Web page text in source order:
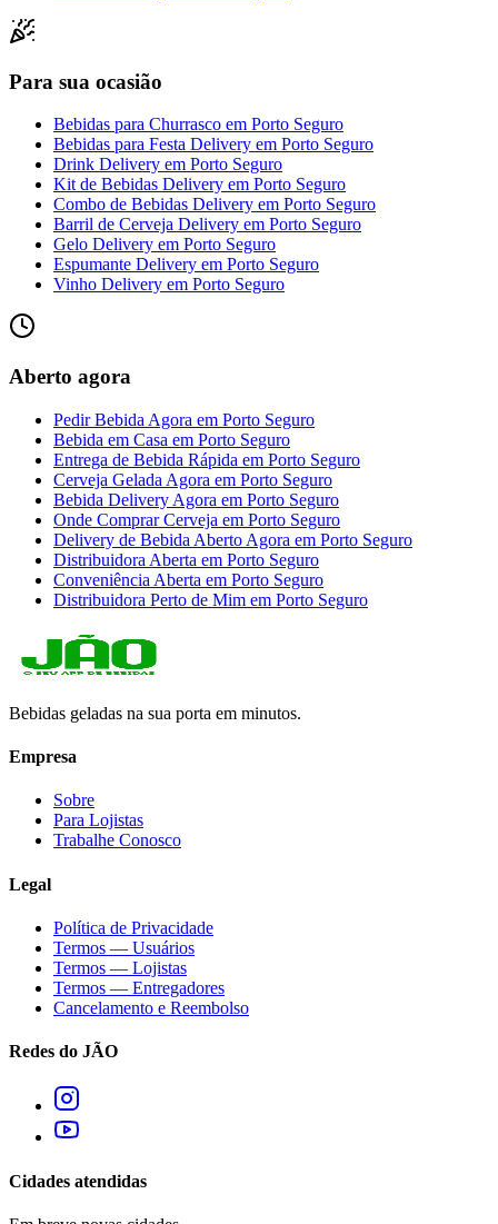
Para sua ocasião
Bebidas para Churrasco em Porto Seguro
Bebidas para Festa Delivery em Porto Seguro
Drink Delivery em Porto Seguro
Kit de Bebidas Delivery em Porto Seguro
Combo de Bebidas Delivery em Porto Seguro
Barril de Cerveja Delivery em Porto Seguro
Gelo Delivery em Porto Seguro
Espumante Delivery em Porto Seguro
Vinho Delivery em Porto Seguro
Aberto agora
Pedir Bebida Agora em Porto Seguro
Bebida em Casa em Porto Seguro
Entrega de Bebida Rápida em Porto Seguro
Cerveja Gelada Agora em Porto Seguro
Bebida Delivery Agora em Porto Seguro
Onde Comprar Cerveja em Porto Seguro
Delivery de Bebida Aberto Agora em Porto Seguro
Distribuidora Aberta em Porto Seguro
Conveniência Aberta em Porto Seguro
Distribuidora Perto de Mim em Porto Seguro
Bebidas geladas na sua porta em minutos.
Empresa
Sobre
Para Lojistas
Trabalhe Conosco
Legal
Política de Privacidade
Termos — Usuários
Termos — Lojistas
Termos — Entregadores
Cancelamento e Reembolso
Redes do JÃO
Cidades atendidas